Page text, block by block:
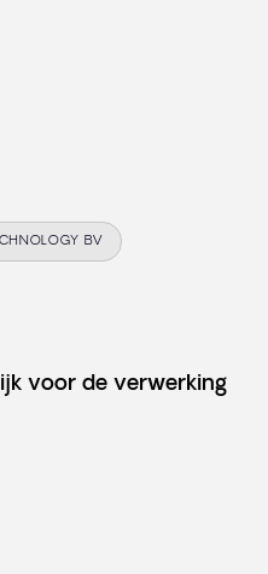
BV
voor de verwerking